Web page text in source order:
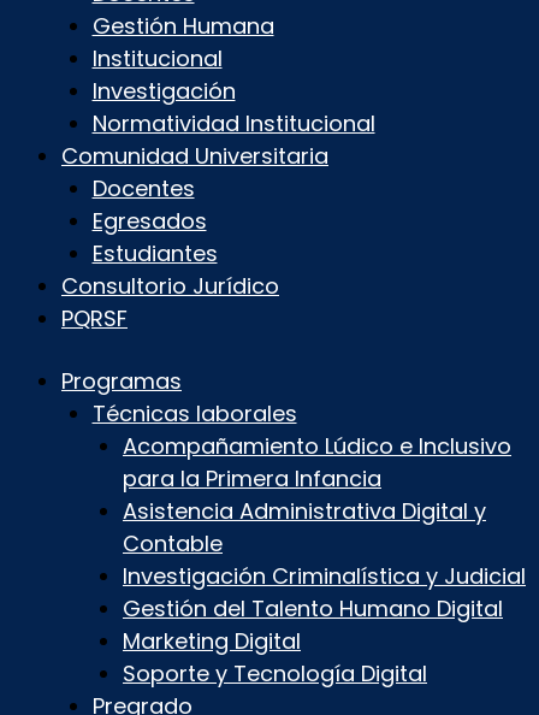
Gestión Humana
Institucional
Investigación
Normatividad Institucional
Comunidad Universitaria
Docentes
Egresados
Estudiantes
Consultorio Jurídico
PQRSF
Programas
Técnicas laborales
Acompañamiento Lúdico e Inclusivo
para la Primera Infancia
Asistencia Administrativa Digital y
Contable
Investigación Criminalística y Judicial
Gestión del Talento Humano Digital
Marketing Digital
Soporte y Tecnología Digital
Pregrado